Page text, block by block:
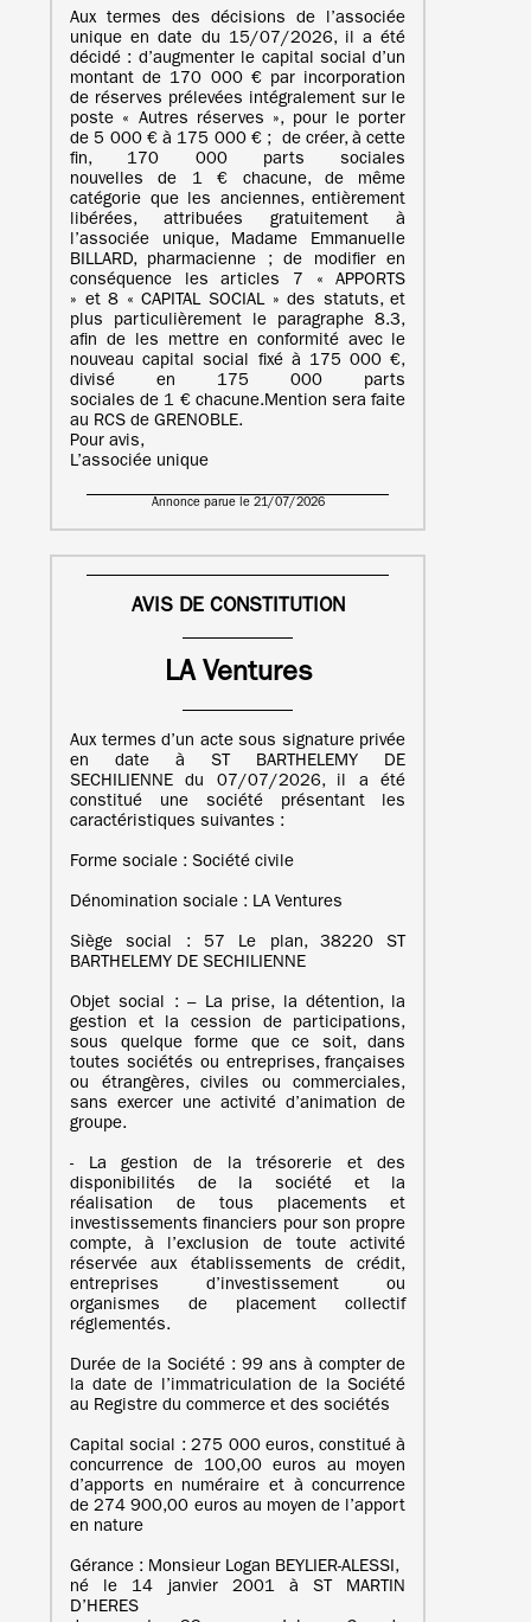
Aux termes des décisions de l’associée
unique en date du 15/07/2026, il a été
décidé : d’augmenter le capital social d’un
montant de 170 000 € par incorporation
de réserves prélevées intégralement sur le
poste « Autres réserves », pour le porter
de 5 000 € à 175 000 € ; de créer, à cette
fin, 170 000 parts sociales
nouvelles de 1 € chacune, de même
catégorie que les anciennes, entièrement
libérées, attribuées gratuitement à
l’associée unique, Madame Emmanuelle
BILLARD, pharmacienne ; de modifier en
conséquence les articles 7 « APPORTS
» et 8 « CAPITAL SOCIAL » des statuts, et
plus particulièrement le paragraphe 8.3,
afin de les mettre en conformité avec le
nouveau capital social fixé à 175 000 €,
divisé en 175 000 parts
sociales de 1 € chacune.Mention sera faite
au RCS de GRENOBLE.
Pour avis,
L’associée unique
Annonce parue le 21/07/2026
AVIS DE CONSTITUTION
LA Ventures
Aux termes d’un acte sous signature privée
en date à ST BARTHELEMY DE
SECHILIENNE du 07/07/2026, il a été
constitué une société présentant les
caractéristiques suivantes :
Forme sociale : Société civile
Dénomination sociale : LA Ventures
Siège social : 57 Le plan, 38220 ST
BARTHELEMY DE SECHILIENNE
Objet social : – La prise, la détention, la
gestion et la cession de participations,
sous quelque forme que ce soit, dans
toutes sociétés ou entreprises, françaises
ou étrangères, civiles ou commerciales,
sans exercer une activité d’animation de
groupe.
- La gestion de la trésorerie et des
disponibilités de la société et la
réalisation de tous placements et
investissements financiers pour son propre
compte, à l’exclusion de toute activité
réservée aux établissements de crédit,
entreprises d’investissement ou
organismes de placement collectif
réglementés.
Durée de la Société : 99 ans à compter de
la date de l’immatriculation de la Société
au Registre du commerce et des sociétés
Capital social : 275 000 euros, constitué à
concurrence de 100,00 euros au moyen
d’apports en numéraire et à concurrence
de 274 900,00 euros au moyen de l’apport
en nature
Gérance : Monsieur Logan BEYLIER-ALESSI,
né le 14 janvier 2001 à ST MARTIN
D’HERES